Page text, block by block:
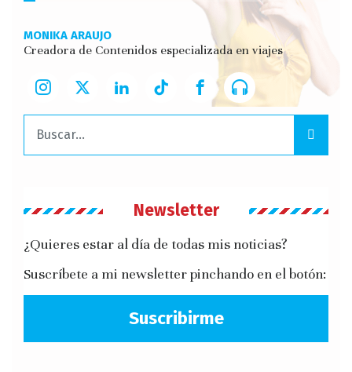
MONIKA ARAUJO
Creadora de Contenidos especializada en viajes
Buscar:
Newsletter
¿Quieres estar al día de todas mis noticias?
Suscríbete a mi newsletter pinchando en el botón:
Suscribirme